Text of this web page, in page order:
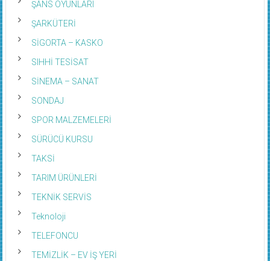
ŞANS OYUNLARI
ŞARKÜTERİ
SİGORTA – KASKO
SIHHİ TESİSAT
SİNEMA – SANAT
SONDAJ
SPOR MALZEMELERİ
SÜRÜCÜ KURSU
TAKSİ
TARIM ÜRÜNLERİ
TEKNİK SERVİS
Teknoloji
TELEFONCU
TEMİZLİK – EV İŞ YERİ